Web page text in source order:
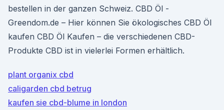
bestellen in der ganzen Schweiz. CBD Öl -
Greendom.de – Hier können Sie ökologisches CBD Öl
kaufen CBD Öl Kaufen – die verschiedenen CBD-
Produkte CBD ist in vielerlei Formen erhältlich.
plant organix cbd
caligarden cbd betrug
kaufen sie cbd-blume in london